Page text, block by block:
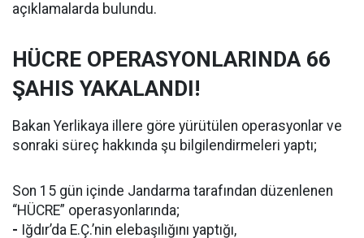
açıklamalarda bulundu.
HÜCRE OPERASYONLARINDA 66
ŞAHIS YAKALANDI!
Bakan Yerlikaya illere göre yürütülen operasyonlar ve
sonraki süreç hakkında şu bilgilendirmeleri yaptı;
Son 15 gün içinde Jandarma tarafından düzenlenen
“HÜCRE” operasyonlarında;
- Iğdır’da E.Ç.’nin elebaşılığını yaptığı,